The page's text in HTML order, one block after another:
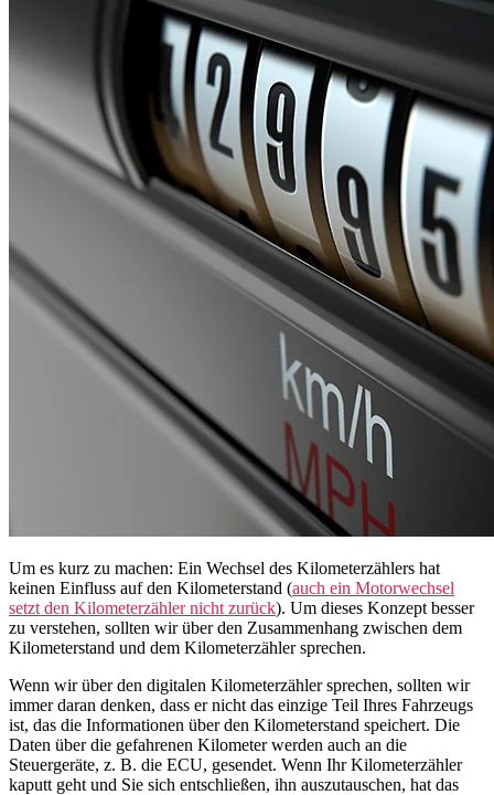
Um es kurz zu machen: Ein Wechsel des Kilometerzählers hat
keinen Einfluss auf den Kilometerstand (auch ein Motorwechsel
setzt den Kilometerzähler nicht zurück). Um dieses Konzept besser
zu verstehen, sollten wir über den Zusammenhang zwischen dem
Kilometerstand und dem Kilometerzähler sprechen.
Wenn wir über den digitalen Kilometerzähler sprechen, sollten wir
immer daran denken, dass er nicht das einzige Teil Ihres Fahrzeugs
ist, das die Informationen über den Kilometerstand speichert. Die
Daten über die gefahrenen Kilometer werden auch an die
Steuergeräte, z. B. die ECU, gesendet. Wenn Ihr Kilometerzähler
kaputt geht und Sie sich entschließen, ihn auszutauschen, hat das